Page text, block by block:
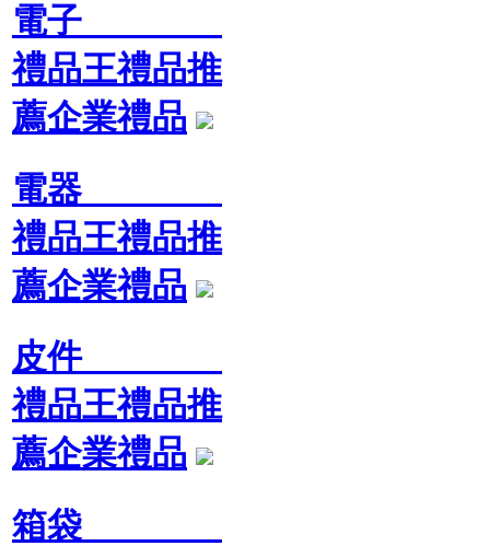
電子
禮品王禮品推
薦企業禮品
電器
禮品王禮品推
薦企業禮品
皮件
禮品王禮品推
薦企業禮品
箱袋